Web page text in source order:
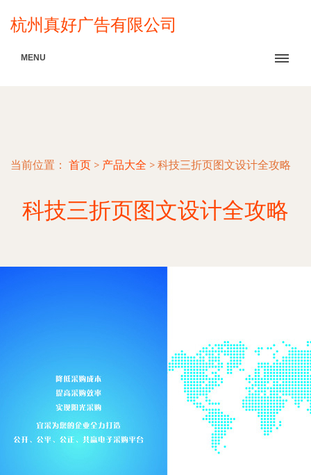
杭州真好广告有限公司
MENU
当前位置： 首页 > 产品大全 > 科技三折页图文设计全攻略
科技三折页图文设计全攻略